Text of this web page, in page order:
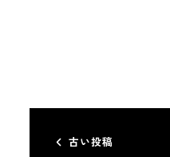
古い投稿